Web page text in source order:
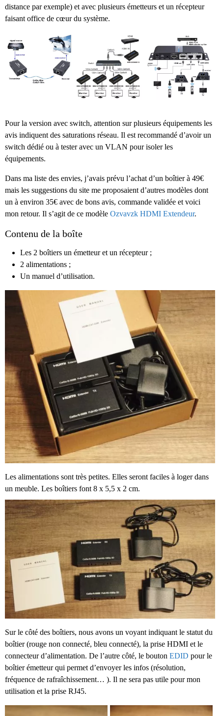
distance par exemple) et avec plusieurs émetteurs et un récepteur
faisant office de cœur du système.
Pour la version avec switch, attention sur plusieurs équipements les
avis indiquent des saturations réseau. Il est recommandé d’avoir un
switch dédié ou à tester avec un VLAN pour isoler les
équipements.
Dans ma liste des envies, j’avais prévu l’achat d’un boîtier à 49€
mais les suggestions du site me proposaient d’autres modèles dont
un à environ 35€ avec de bons avis, commande validée et voici
mon retour. Il s’agit de ce modèle Ozvavzk HDMI Extendeur.
Contenu de la boîte
Les 2 boîtiers un émetteur et un récepteur ;
2 alimentations ;
Un manuel d’utilisation.
Les alimentations sont très petites. Elles seront faciles à loger dans
un meuble. Les boîtiers font 8 x 5,5 x 2 cm.
Sur le côté des boîtiers, nous avons un voyant indiquant le statut du
boîtier (rouge non connecté, bleu connecté), la prise HDMI et le
connecteur d’alimentation. De l’autre côté, le bouton EDID pour le
boîtier émetteur qui permet d’envoyer les infos (résolution,
fréquence de rafraîchissement… ). Il ne sera pas utile pour mon
utilisation et la prise RJ45.